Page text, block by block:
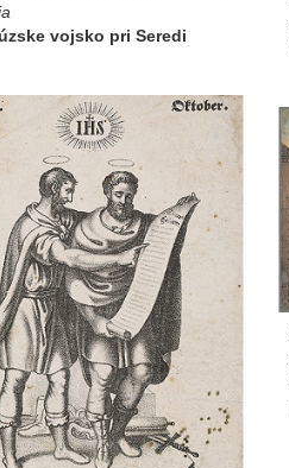
vojsko pri Seredi